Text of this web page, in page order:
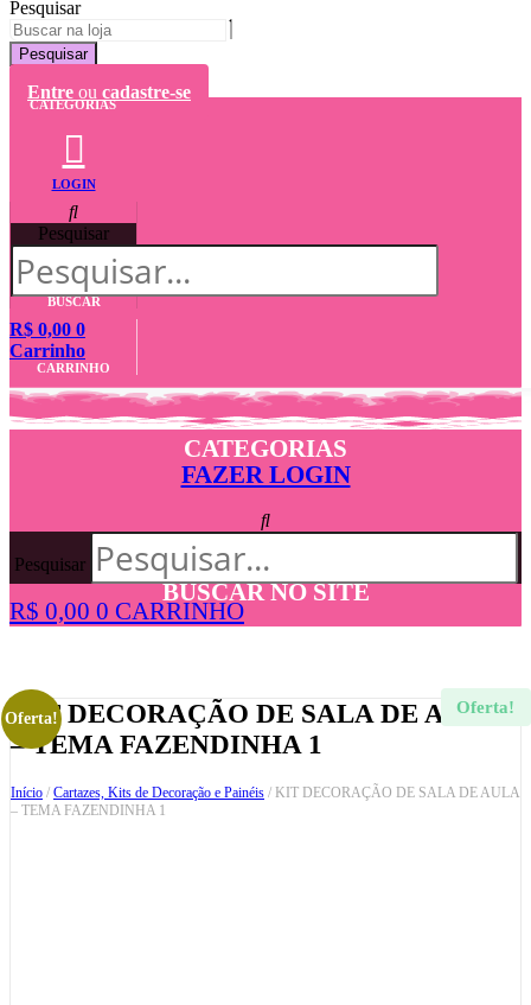
Pesquisar
Pesquisar
Entre ou cadastre-se
CATEGORIAS
LOGIN
Pesquisar
BUSCAR
R$ 0,00 0
Carrinho
CARRINHO
CATEGORIAS
FAZER LOGIN
Pesquisar
BUSCAR NO SITE
R$ 0,00 0 CARRINHO
KIT DECORAÇÃO DE SALA DE AULA
– TEMA FAZENDINHA 1
Início / Cartazes, Kits de Decoração e Painéis / KIT DECORAÇÃO DE SALA DE AULA
– TEMA FAZENDINHA 1
Oferta!
Oferta!